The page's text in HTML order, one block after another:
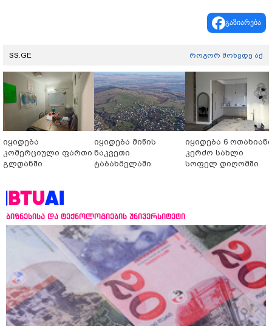
გაზიარება
SS.GE როგორ მოხვდე აქ
იყიდება
კომერციული ფართი
გლდანში
იყიდება მიწის
ნაკვეთი
ტაბახმელაში
იყიდება 6 ოთახიანი
კერძო სახლი
სოფელ დიღომში
ბიზნესისა და ტექნოლოგიების უნივერსიტეტი